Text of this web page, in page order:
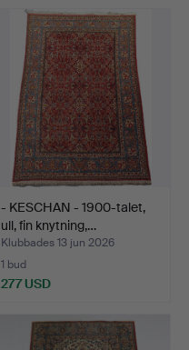
- KESCHAN - 1900-talet,
ull, fin knytning,…
Klubbades 13 jun 2026
1 bud
277 USD